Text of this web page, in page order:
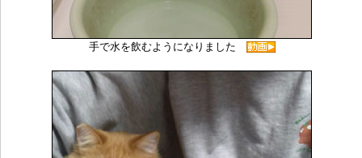
手で水を飲むようになりました